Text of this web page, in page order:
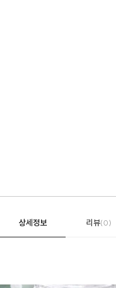
상세정보 리뷰(0)